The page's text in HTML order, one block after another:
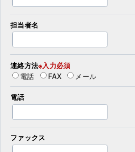
担当者名
連絡方法※入力必須
電話
FAX メール
電話
ファックス